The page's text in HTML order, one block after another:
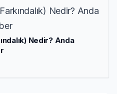
Nedir? Anda